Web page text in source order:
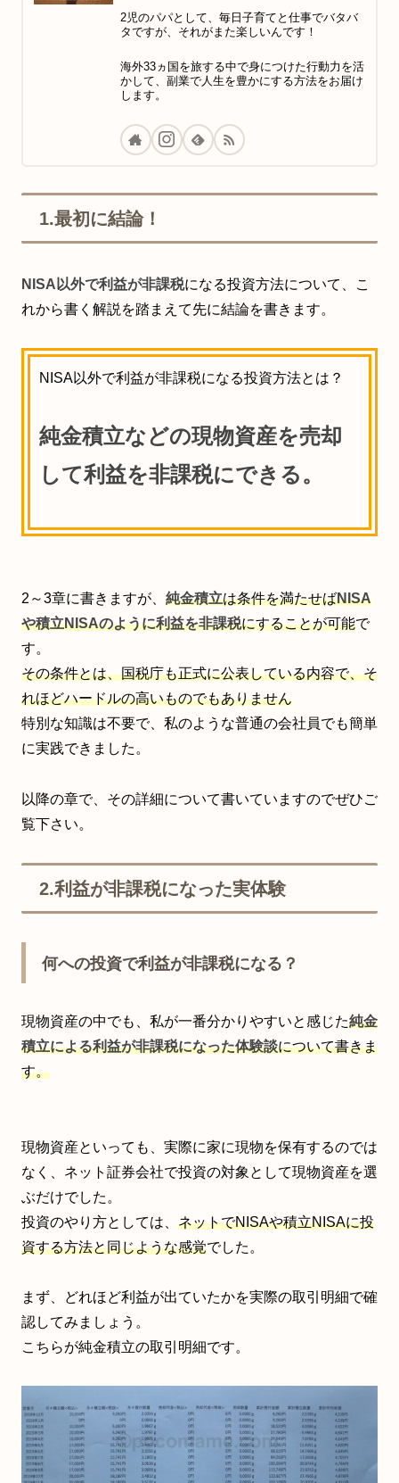
2児のパパとして、毎日子育てと仕事でバタバ
タですが、それがまた楽しいんです！
海外33ヵ国を旅する中で身につけた行動力を活
かして、副業で人生を豊かにする方法をお届け
します。
1.最初に結論！
NISA以外で利益が非課税になる投資方法について、こ
れから書く解説を踏まえて先に結論を書きます。
NISA以外で利益が非課税になる投資方法とは？
純金積立などの現物資産を売却
して利益を非課税にできる。
2～3章に書きますが、 純金積立は条件を満たせばNISA
や積立NISAのように利益を非課税にすることが可能で
す。
その条件とは、国税庁も正式に公表している内容で、そ
れほどハードルの高いものでもありません
特別な知識は不要で、私のような普通の会社員でも簡単
に実践できました。
以降の章で、その詳細について書いていますのでぜひご
覧下さい。
2.利益が非課税になった実体験
何への投資で利益が非課税になる？
現物資産の中でも、私が一番分かりやすいと感じた純金
積立による利益が非課税になった体験談について書きま
す。
現物資産といっても、実際に家に現物を保有するのでは
なく、ネット証券会社で投資の対象として現物資産を選
ぶだけでした。
投資のやり方としては、 ネットでNISAや積立NISAに投
資する方法と同じような感覚でした。
まず、どれほど利益が出ていたかを実際の取引明細で確
認してみましょう。
こちらが純金積立の取引明細です。